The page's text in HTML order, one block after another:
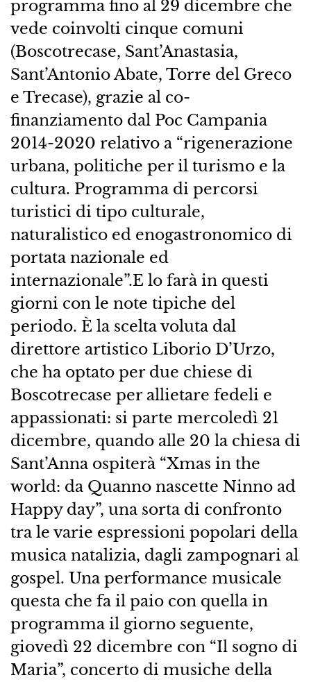
programma fino al 29 dicembre che
vede coinvolti cinque comuni
(Boscotrecase, Sant’Anastasia,
Sant’Antonio Abate, Torre del Greco
e Trecase), grazie al co-
finanziamento dal Poc Campania
2014-2020 relativo a “rigenerazione
urbana, politiche per il turismo e la
cultura. Programma di percorsi
turistici di tipo culturale,
naturalistico ed enogastronomico di
portata nazionale ed
internazionale”.E lo farà in questi
giorni con le note tipiche del
periodo. È la scelta voluta dal
direttore artistico Liborio D’Urzo,
che ha optato per due chiese di
Boscotrecase per allietare fedeli e
appassionati: si parte mercoledì 21
dicembre, quando alle 20 la chiesa di
Sant’Anna ospiterà “Xmas in the
world: da Quanno nascette Ninno ad
Happy day”, una sorta di confronto
tra le varie espressioni popolari della
musica natalizia, dagli zampognari al
gospel. Una performance musicale
questa che fa il paio con quella in
programma il giorno seguente,
giovedì 22 dicembre con “Il sogno di
Maria”, concerto di musiche della